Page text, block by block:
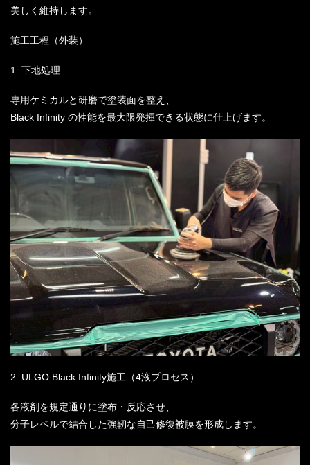
美しく維持します。
施工工程（外装）
1. 下地処理
専用ケミカルと研磨で塗装面を整え、
Black Infinity の性能を最大限発揮できる状態に仕上げます。
2. ULGO Black Infinity施工（4液プロセス）
各液剤を規定通りに塗布・反応させ、
分子レベルで結合した強靭な自己修復被膜を形成します。